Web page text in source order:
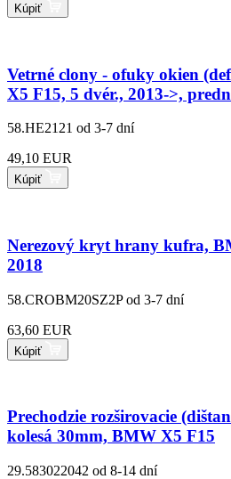
Kúpiť
Vetrné clony - ofuky okien
X5 F15, 5 dvér., 2013->,
58.HE2121 od 3-7 dní
49,10 EUR
Kúpiť
Nerezový kryt hrany kufra,
2018
58.CROBM20SZ2P od 3-7 dní
63,60 EUR
Kúpiť
Prechodzie rozširovacie
kolesá 30mm, BMW X5 F15
29.583022042 od 8-14 dní